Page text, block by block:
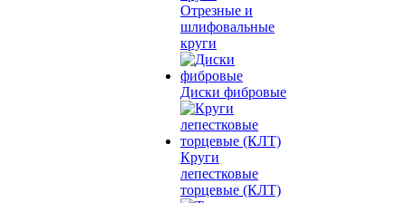
Отрезные и
шлифовальные
круги
Диски фибровые
Круги
лепестковые
торцевые (КЛТ)